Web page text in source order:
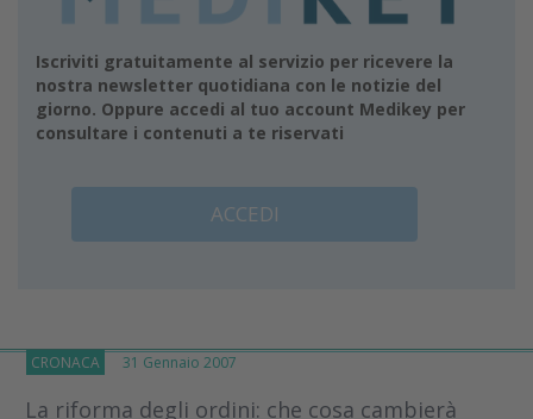
Iscriviti gratuitamente al servizio per ricevere la
nostra newsletter quotidiana con le notizie del
giorno. Oppure accedi al tuo account Medikey per
consultare i contenuti a te riservati
ACCEDI
CRONACA 31 Gennaio 2007
La riforma degli ordini: che cosa cambierà